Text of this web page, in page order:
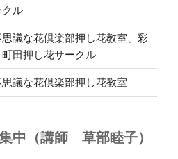
ル
議な花倶楽部押し花教室、彩
田押し花サークル
議な花倶楽部押し花教室
中（講師 草部睦子）